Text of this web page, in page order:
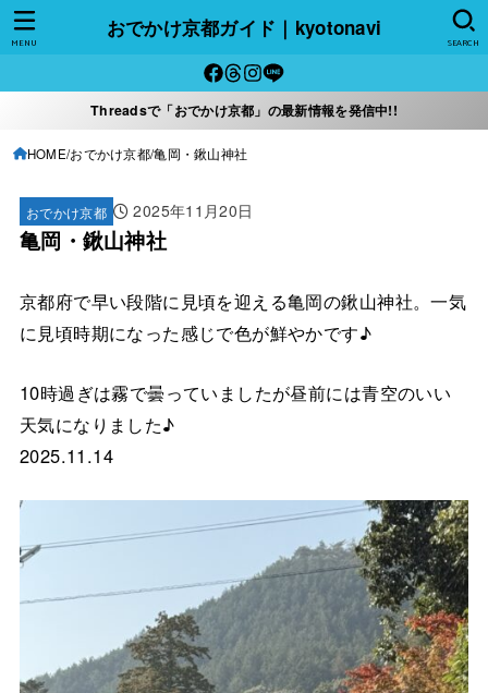
おでかけ京都ガイド｜kyotonavi
SEARCH
MENU
Threadsで「おでかけ京都」の最新情報を発信中!!
HOME おでかけ京都 亀岡・鍬山神社
おでかけ京都 2025年11月20日
亀岡・鍬山神社
京都府で早い段階に見頃を迎える亀岡の鍬山神社。一気
に見頃時期になった感じで色が鮮やかです♪
10時過ぎは霧で曇っていましたが昼前には青空のいい
天気になりました♪
2025.11.14